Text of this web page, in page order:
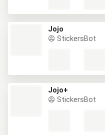
Jojo
StickersBot
Jojo+
StickersBot